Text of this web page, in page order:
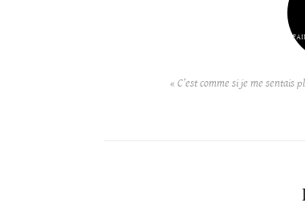
« C’est comme si je me sentais